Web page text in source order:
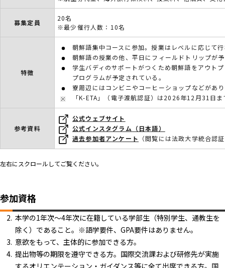
募集定員
20名
※最少催行人数：10名
特徴
朝鮮語集中コースに参加。授業はレベルに応じて
朝鮮語の授業の他、平日にフィールドトリップが
学生バディのサポートがつくため朝鮮語をアウト
プログラムが予定されている。
寮周辺にはコンビニやコーヒーショップなどがあ
「K-ETA」（電子渡航認証）は2026年12月31日
参考資料
公式ウェブサイト
公式インスタグラム（日本語）
過去参加者アンケート （閲覧には法政大学統合認
左右にスクロールしてご覧ください。
参加資格
本学の1年次～4年次に在籍している学部生（特別学生、通教生を
除く）であること。※語学要件、GPA要件はありません。
意欲をもって、主体的に参加できる方。
提出物等の期限を遵守できる方。国際交流課および研修先が実施
するオリエンテーション・ガイダンス等に全て出席できる方。国